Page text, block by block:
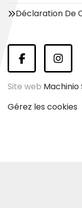
Déclaration De
facebook
Site web Machinio
Gérez les cookies